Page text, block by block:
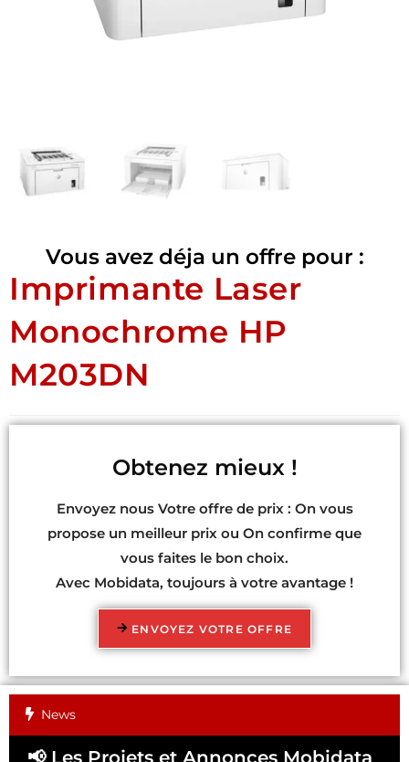
Vous avez déja un offre pour :
Imprimante Laser
Monochrome HP
M203DN
Obtenez mieux !
Envoyez nous Votre offre de prix : On vous
propose un meilleur prix ou On confirme que
vous faites le bon choix.
Avec Mobidata, toujours à votre avantage !
ENVOYEZ VOTRE OFFRE
News
📢 Les Projets et Annonces Mobidata